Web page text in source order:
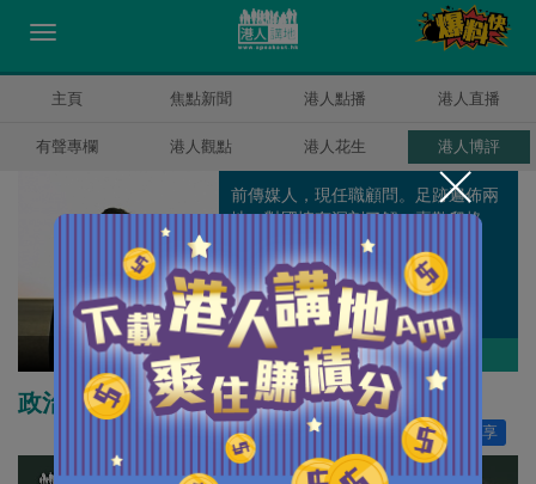
主頁 焦點新聞 港人點播 港人直播
有聲專欄 港人觀點 港人花生 港人博評
原姿晴
前傳媒人，現任職顧問。足跡遍佈兩
地，對國情有深刻了解；喜歡爬格
子，閒時點評天下。
作者其他博評
政治凌駕智商？笨人出手？
分享
20